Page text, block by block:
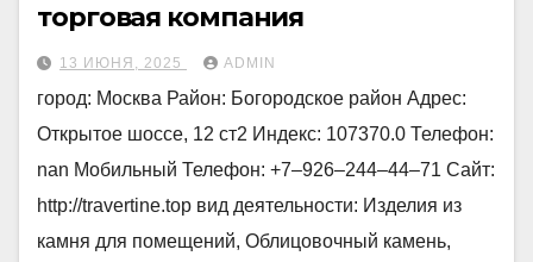
торговая компания
13 ИЮНЯ, 2025 ADMIN
город: Москва Район: Богородское район Адрес:
Открытое шоссе, 12 ст2 Индекс: 107370.0 Телефон:
nan Мобильный Телефон: +7‒926‒244‒44‒71 Сайт:
http://travertine.top вид деятельности: Изделия из
камня для помещений, Облицовочный камень,